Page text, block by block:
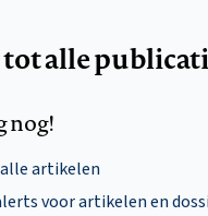
alle
nog!
artikelen
voor artikelen en